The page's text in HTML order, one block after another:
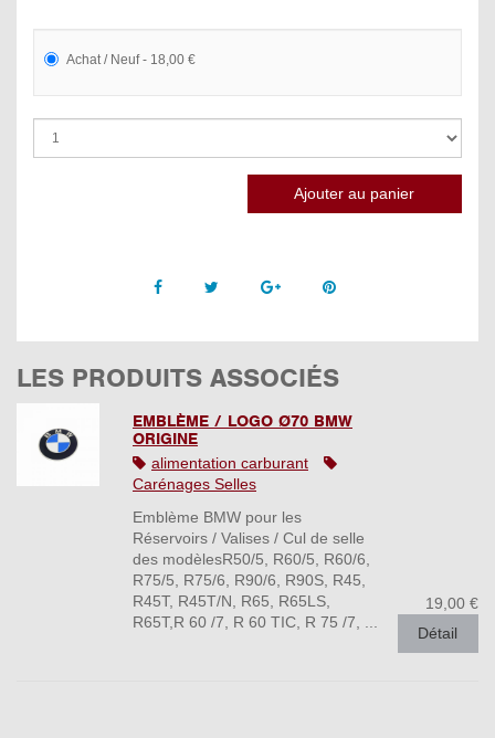
Achat / Neuf - 18,00 €
Facebook Twitter Google +Pinterest
LES PRODUITS ASSOCIÉS
EMBLÈME / LOGO Ø70 BMW
ORIGINE
alimentation carburant
Carénages Selles
Emblème BMW pour les
Réservoirs / Valises / Cul de selle
des modèlesR50/5, R60/5, R60/6,
R75/5, R75/6, R90/6, R90S, R45,
R45T, R45T/N, R65, R65LS,
R65T,R 60 /7, R 60 TIC, R 75 /7, ...
19,00 €
Détail